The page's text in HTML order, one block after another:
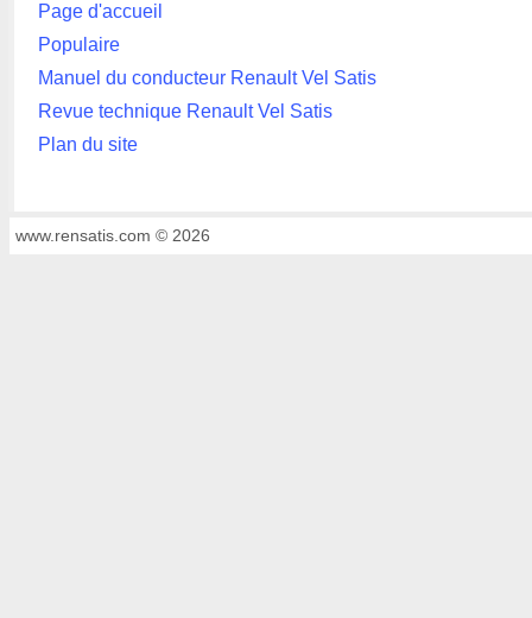
Page d'accueil
Populaire
Manuel du conducteur Renault Vel Satis
Revue technique Renault Vel Satis
Plan du site
www.rensatis.com © 2026